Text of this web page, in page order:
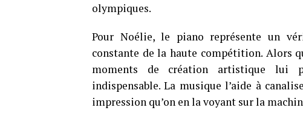
olympiques.
Pour Noélie, le piano représente un
constante de la haute compétition. Alors
moments de création artistique lui
indispensable. La musique l’aide à
impression qu’on en la voyant sur la